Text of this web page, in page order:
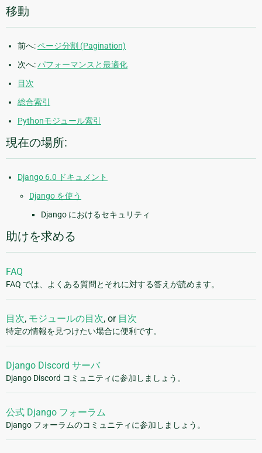
移動
前へ:ページ分割 (Pagination)
次へ:パフォーマンスと最適化
目次
総合索引
Pythonモジュール索引
現在の場所:
Django 6.0 ドキュメント
Django を使う
Django におけるセキュリティ
助けを求める
FAQ
FAQ では、よくある質問とそれに対する答えが読めます。
目次, モジュールの目次, or 目次
特定の情報を見つけたい場合に便利です。
Django Discord サーバ
Django Discord コミュニティに参加しましょう。
公式 Django フォーラム
Django フォーラムのコミュニティに参加しましょう。